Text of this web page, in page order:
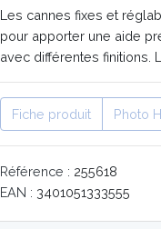
Les cannes fixes et
pour apporter une aide
avec différentes finitions.
Fiche produit Photo
Référence : 255618
EAN : 3401051333555